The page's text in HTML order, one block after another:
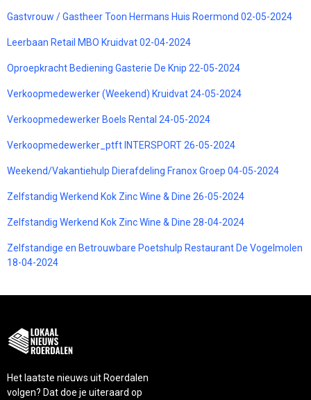
Gastvrouw / Gastheer Toon Hermans Huis Roermond 02-05-2024
Leerbaan Retail MBO Kruidvat 02-04-2024
Oproepkracht Bediening Gasterie De Knip 22-05-2024
Verkoopmedewerker (Weekend) Kruidvat 24-05-2024
Verkoopmedewerker Boels Rental 24-05-2024
Verkoopmedewerker_ptft INTERSPORT 26-05-2024
Weekend/Vakantiehulp Dierafdeling Franox Groep 04-05-2024
Zelfstandig Werkend Kok Zinc Wine & Dine 26-05-2024
Zelfstandig Werkend Kok Zinc Wine & Dine 28-04-2024
Zelfstandige en Betrouwbare Poetshulp Restaurant De Vogelmolen
18-04-2024
Het laatste nieuws uit Roerdalen
volgen? Dat doe je uiteraard op